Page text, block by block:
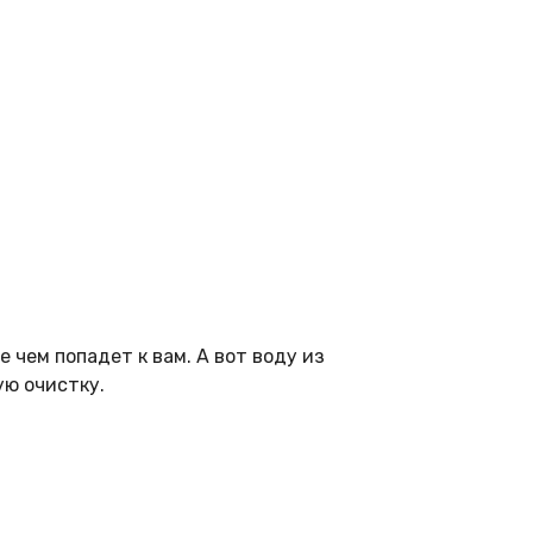
чем попадет к вам. А вот воду из
очистку.